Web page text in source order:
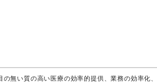
無い質の高い医療の効率的提供、業務の効率化、